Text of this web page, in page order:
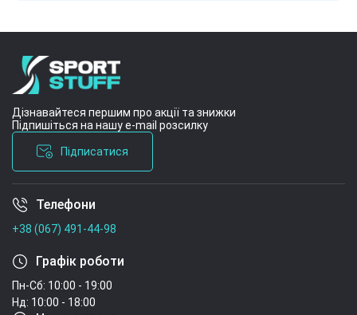
Дізнавайтеся першим про акції та знижки
Підпишіться на нашу e-mail розсилку
Підписатися
Умови угоди
Телефони
+38 (067) 491-44-98
Графік роботи
Пн-Сб: 10:00 - 19:00
Нд: 10:00 - 18:00